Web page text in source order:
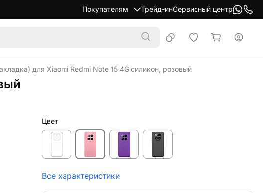
Покупателям Трейд-инСервисный центр
для Xiaomi Redmi Note 15 4G силикон, розовый
Цвет
Все характеристики